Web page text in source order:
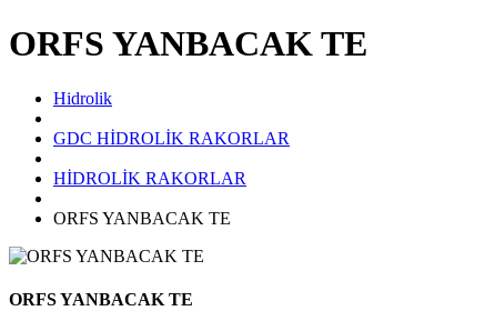
ORFS YANBACAK TE
Hidrolik
GDC HİDROLİK RAKORLAR
HİDROLİK RAKORLAR
ORFS YANBACAK TE
ORFS YANBACAK TE